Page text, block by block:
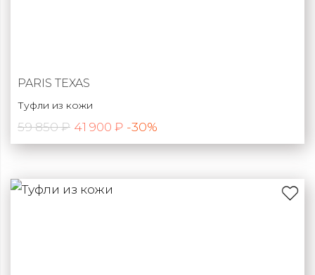
PARIS TEXAS
Туфли из кожи
59 850 ₽ 41 900 ₽ -30%